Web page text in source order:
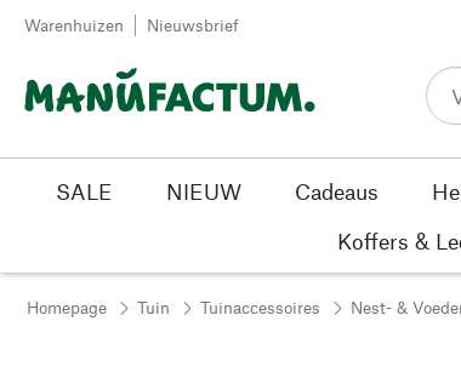
Passer au contenu
Warenhuizen Nieuwsbrief
SALE NIEUW Cadeaus
Koffers &
Homepage Tuin Tuinaccessoires Nest- &